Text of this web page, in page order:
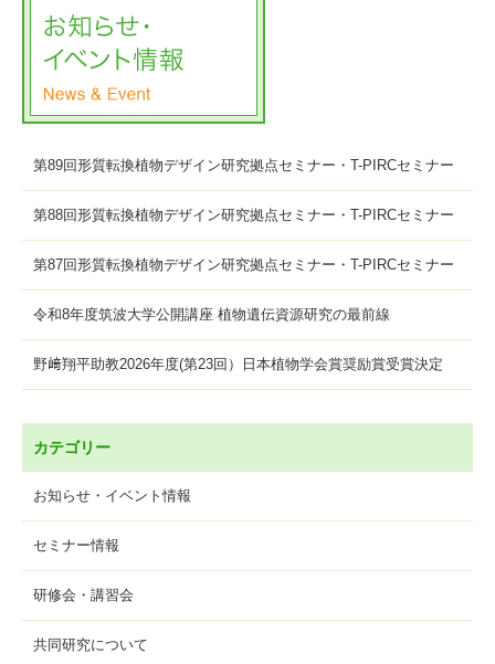
第89回形質転換植物デザイン研究拠点セミナー・T-PIRCセミナー
第88回形質転換植物デザイン研究拠点セミナー・T-PIRCセミナー
第87回形質転換植物デザイン研究拠点セミナー・T-PIRCセミナー
令和8年度筑波大学公開講座 植物遺伝資源研究の最前線
野﨑翔平助教2026年度(第23回）日本植物学会賞奨励賞受賞決定
カテゴリー
お知らせ・イベント情報
セミナー情報
研修会・講習会
共同研究について